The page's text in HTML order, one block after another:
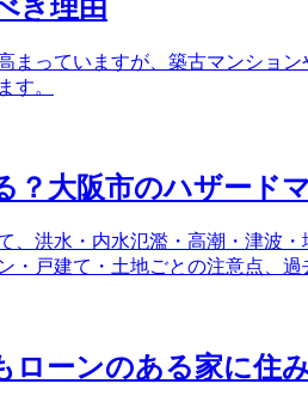
き理由
まっていますが、築古マンショ
す。
？大阪市のハザード
、洪水・内水氾濫・高潮・津波
・戸建て・土地ごとの注意点、
ローンのある家に住